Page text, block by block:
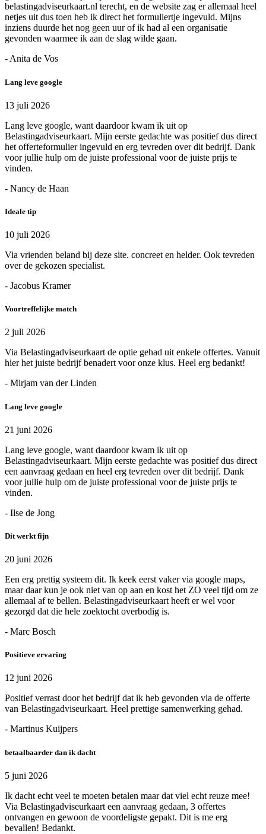
belastingadviseurkaart.nl terecht, en de website zag er allemaal heel
netjes uit dus toen heb ik direct het formuliertje ingevuld. Mijns
inziens duurde het nog geen uur of ik had al een organisatie
gevonden waarmee ik aan de slag wilde gaan.
- Anita de Vos
Lang leve google
13 juli 2026
Lang leve google, want daardoor kwam ik uit op
Belastingadviseurkaart. Mijn eerste gedachte was positief dus direct
het offerteformulier ingevuld en erg tevreden over dit bedrijf. Dank
voor jullie hulp om de juiste professional voor de juiste prijs te
vinden.
- Nancy de Haan
Ideale tip
10 juli 2026
Via vrienden beland bij deze site. concreet en helder. Ook tevreden
over de gekozen specialist.
- Jacobus Kramer
Voortreffelijke match
2 juli 2026
Via Belastingadviseurkaart de optie gehad uit enkele offertes. Vanuit
hier het juiste bedrijf benadert voor onze klus. Heel erg bedankt!
- Mirjam van der Linden
Lang leve google
21 juni 2026
Lang leve google, want daardoor kwam ik uit op
Belastingadviseurkaart. Mijn eerste gedachte was positief dus direct
een aanvraag gedaan en heel erg tevreden over dit bedrijf. Dank
voor jullie hulp om de juiste professional voor de juiste prijs te
vinden.
- Ilse de Jong
Dit werkt fijn
20 juni 2026
Een erg prettig systeem dit. Ik keek eerst vaker via google maps,
maar daar kun je ook niet van op aan en kost het ZO veel tijd om ze
allemaal af te bellen. Belastingadviseurkaart heeft er wel voor
gezorgd dat die hele zoektocht overbodig is.
- Marc Bosch
Positieve ervaring
12 juni 2026
Positief verrast door het bedrijf dat ik heb gevonden via de offerte
van Belastingadviseurkaart. Heel prettige samenwerking gehad.
- Martinus Kuijpers
betaalbaarder dan ik dacht
5 juni 2026
Ik dacht echt veel te moeten betalen maar dat viel echt reuze mee!
Via Belastingadviseurkaart een aanvraag gedaan, 3 offertes
ontvangen en gewoon de voordeligste gepakt. Dit is me erg
bevallen! Bedankt.